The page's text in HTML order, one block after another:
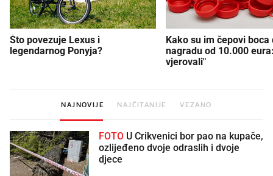
Što povezuje Lexus i
legendarnog Ponyja?
Kako su im čepovi boca
nagradu od 10.000
vjerovali"
NAJNOVIJE NAJČITANIJE VEZANO
FOTO
ozlijeđeno dvoje odraslih i dvoje
djece